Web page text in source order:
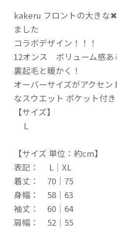
kakeru フロントの大き
ました
コラボデザイン！！！
12オンス ボリューム感
裏起毛と暖かく！
オーバーサイズがアクセ
なスウエット ポケット付
【サイズ】
Ｌ
【サイズ 単位：約cm】
表記： L｜XL
着丈： 70｜75
身幅： 58｜63
袖丈： 60｜64
肩幅： 52｜55